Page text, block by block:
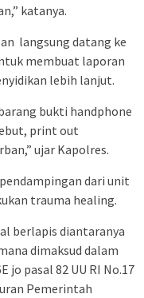
katanya.
langsung datang ke
membuat laporan
lebih lanjut.
bukti handphone
print out
ujar Kapolres.
dari unit
trauma healing.
berlapis diantaranya
dimaksud dalam
jo pasal 82 UU RI No.17
Pemerintah